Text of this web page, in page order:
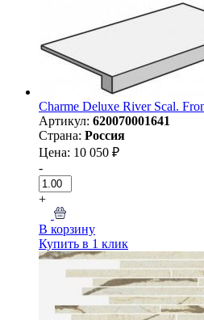
Charme Deluxe River Scal.
Артикул: 620070001641
Страна: Россия
Цена: 10 050 ₽
-
+
В корзину
Купить в 1 клик